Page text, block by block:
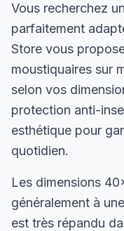
Vous recherchez
parfaitement
Store vous
moustiquaires sur
selon vos
protection anti-
esthétique pour
quotidien.
Les dimensions
généralement à
est très répandu